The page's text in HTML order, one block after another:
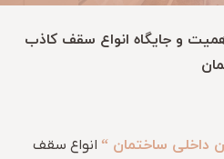
و جایگاه انواع سقف کاذب
داخلی ساختمان “ انواع سقف